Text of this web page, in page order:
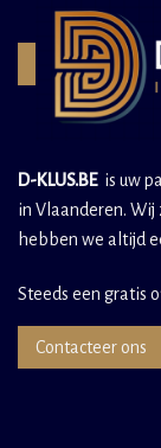
D-KLUS.BEis uw
in Vlaanderen.
hebben we altijd
Steeds een gratis
Contacteer ons